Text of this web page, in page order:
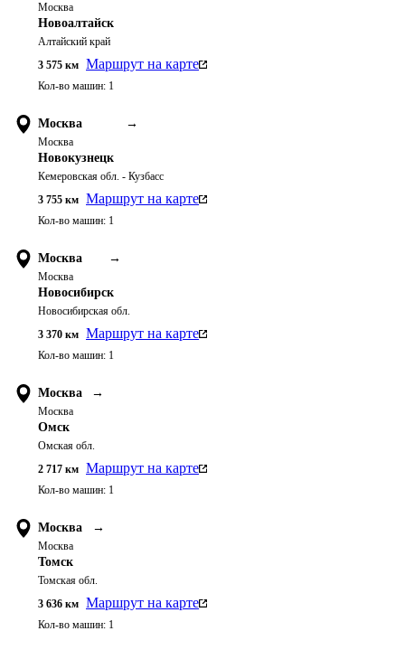
Москва
Новоалтайск
Алтайский край
3 575 км Маршрут на карте
Кол-во машин: 1
Москва →
Москва
Новокузнецк
Кемеровская обл. - Кузбасс
3 755 км Маршрут на карте
Кол-во машин: 1
Москва →
Москва
Новосибирск
Новосибирская обл.
3 370 км Маршрут на карте
Кол-во машин: 1
Москва →
Москва
Омск
Омская обл.
2 717 км Маршрут на карте
Кол-во машин: 1
Москва →
Москва
Томск
Томская обл.
3 636 км Маршрут на карте
Кол-во машин: 1